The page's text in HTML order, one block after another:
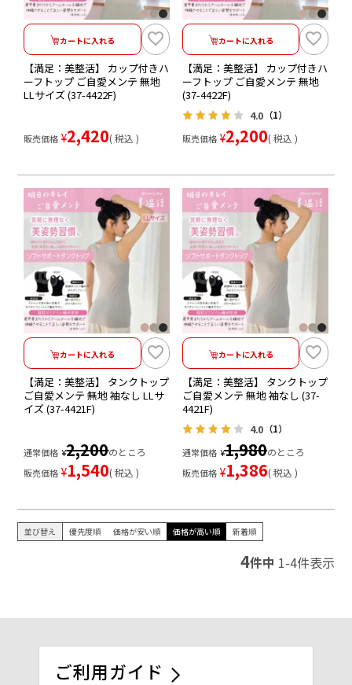
カートに入れる
【満足：美整活】 カップ付きハ
ーフトップ ご自愛メンテ 無地
LLサイズ (37-4422F)
販売価格 ¥2,420 税込
カートに入れる
【満足：美整活】 カップ付きハ
ーフトップ ご自愛メンテ 無地
(37-4422F)
4.0 （1）
販売価格 ¥2,200 税込
カートに入れる
【満足：美整活】 タンクトップ
ご自愛メンテ 無地 袖なし LLサ
イズ (37-4421F)
通常価格 ¥2,200のところ
販売価格 ¥1,540 税込
カートに入れる
【満足：美整活】 タンクトップ
ご自愛メンテ 無地 袖なし (37-
4421F)
4.0 （1）
通常価格 ¥1,980のところ
販売価格 ¥1,386 税込
並び替え 優先度順 価格が安い順 価格が高い順 新着順
4件中 1-4件表示
ご利用ガイド